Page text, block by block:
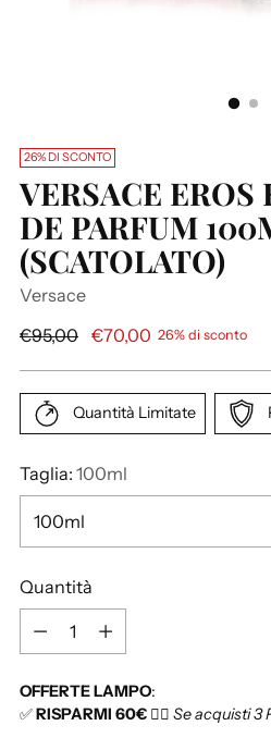
26% DI SCONTO
VERSACE EROS
DE PARFUM
(SCATOLATO)
Versace
P
z
o
d
l
s
o
€95,00 €70,00 26% di sconto
Quantità Limitate
Taglia: 100ml
Quantità
n
t
OFFERTE LAMPO:
✅RISPARMI 60€ 👉🏻 Se acquisti 3